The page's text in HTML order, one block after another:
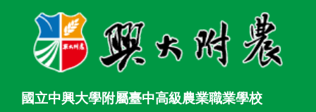
國立中興大學附屬臺中高級農業職業學校